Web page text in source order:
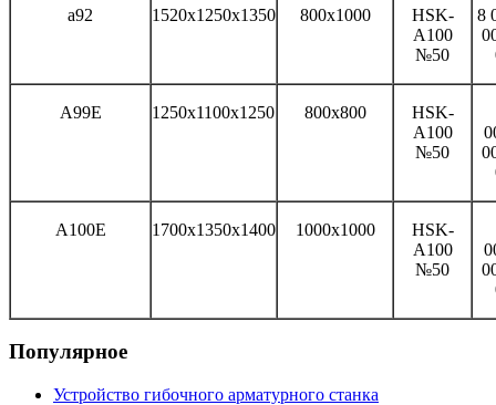
а92 1520x1250x1350 800x1000
HSK-
A100
№50
8
А99Е 1250x1100x1250 800x800
HSK-
A100
№50
А100Е 1700x1350x1400 1000x1000
HSK-
A100
№50
Популярное
Устройство гибочного арматурного станка